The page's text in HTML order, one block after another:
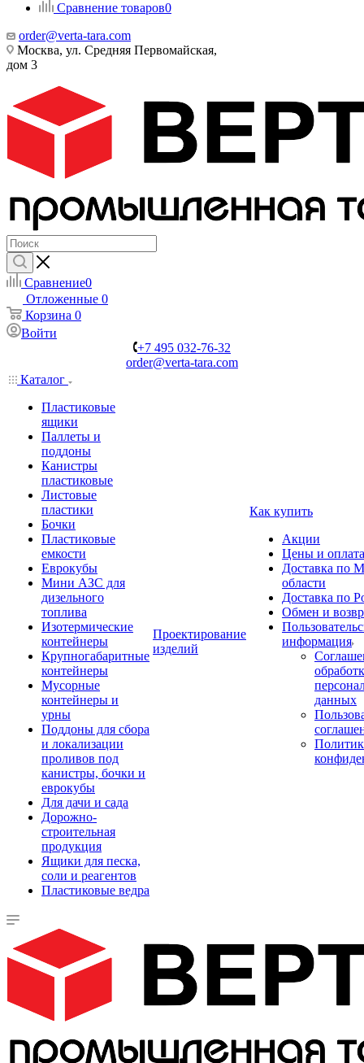
Сравнение товаров0
order@verta-tara.com
Москва, ул. Средняя Первомайская,
дом 3
Сравнение0
Отложенные 0
Корзина 0
Войти
+7 495 032-76-32
order@verta-tara.com
Каталог
Пластиковые
ящики
Паллеты и
поддоны
Канистры
пластиковые
Листовые
пластики
Бочки
Пластиковые
емкости
Еврокубы
Мини АЗС для
дизельного
топлива
Изотермические
контейнеры
Крупногабаритные
контейнеры
Мусорные
контейнеры и
урны
Поддоны для сбора
и локализации
проливов под
канистры, бочки и
еврокубы
Для дачи и сада
Дорожно-
строительная
продукция
Ящики для песка,
соли и реагентов
Пластиковые ведра
Проектирование
изделий
Как купить
Акции
Цены и оплата
Доставка по
области
Доставка по
Обмен и
информация
данных